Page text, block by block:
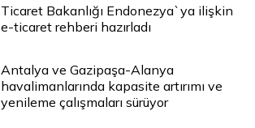
Ticaret Bakanlığı Endonezya`ya ilişkin
e-ticaret rehberi hazırladı
Antalya ve Gazipaşa-Alanya
havalimanlarında kapasite artırımı ve
yenileme çalışmaları sürüyor